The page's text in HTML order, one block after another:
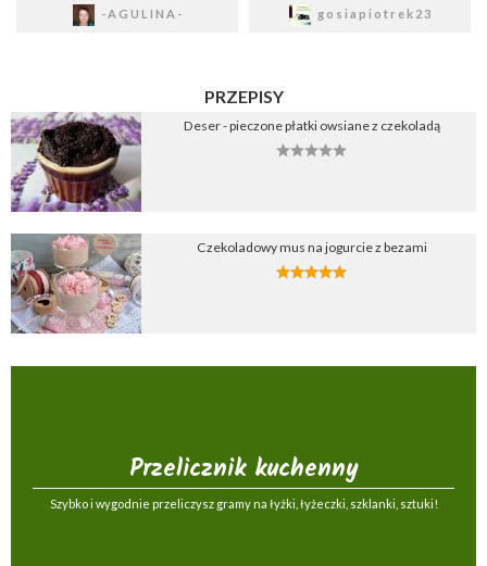
-AGULINA- gosiapiotrek23
PRZEPISY
Deser - pieczone płatki owsiane z czekoladą
Czekoladowy mus na jogurcie z bezami
Przelicznik kuchenny
Szybko i wygodnie przeliczysz gramy na łyżki, łyżeczki, szklanki, sztuki!